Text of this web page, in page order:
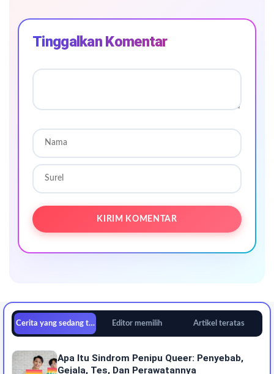
Tinggalkan Komentar
Cerita yang sedang tren Editor memilih Artikel teratas
Apa Itu Sindrom Penipu Queer: Penyebab,
Gejala, Tes, Dan Perawatannya